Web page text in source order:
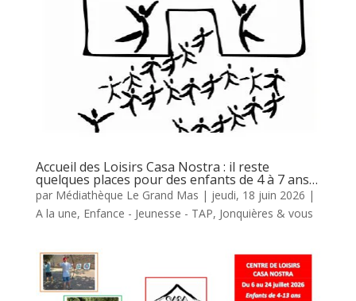
Accueil des Loisirs Casa Nostra : il reste
quelques places pour des enfants de 4 à 7 ans…
par Médiathèque Le Grand Mas | jeudi, 18 juin 2026 |
A la une, Enfance - Jeunesse - TAP, Jonquières & vous